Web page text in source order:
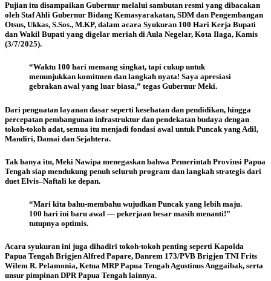
Pujian itu disampaikan Gubernur melalui sambutan resmi yang dibacakan
oleh Staf Ahli Gubernur Bidang Kemasyarakatan, SDM dan Pengembangan
Otsus, Ukkas, S.Sos., M.KP, dalam acara Syukuran 100 Hari Kerja Bupati
dan Wakil Bupati yang digelar meriah di Aula Negelar, Kota Ilaga, Kamis
(3/7/2025).
“Waktu 100 hari memang singkat, tapi cukup untuk
menunjukkan komitmen dan langkah nyata! Saya apresiasi
gebrakan awal yang luar biasa,” tegas Gubernur Meki.
Dari penguatan layanan dasar seperti kesehatan dan pendidikan, hingga
percepatan pembangunan infrastruktur dan pendekatan budaya dengan
tokoh-tokoh adat, semua itu menjadi fondasi awal untuk Puncak yang Adil,
Mandiri, Damai dan Sejahtera.
Tak hanya itu, Meki Nawipa menegaskan bahwa Pemerintah Provinsi Papua
Tengah siap mendukung penuh seluruh program dan langkah strategis dari
duet Elvis–Naftali ke depan.
“Mari kita bahu-membahu wujudkan Puncak yang lebih maju.
100 hari ini baru awal — pekerjaan besar masih menanti!”
tutupnya optimis.
Acara syukuran ini juga dihadiri tokoh-tokoh penting seperti Kapolda
Papua Tengah Brigjen Alfred Papare, Danrem 173/PVB Brigjen TNI Frits
Wilem R. Pelamonia, Ketua MRP Papua Tengah Agustinus Anggaibak, serta
unsur pimpinan DPR Papua Tengah lainnya.